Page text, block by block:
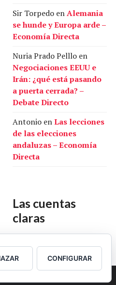
Sir Torpedo enAlemania
se hunde y Europa arde –
Economía Directa
Nuria Prado Pelllo en
Negociaciones EEUU e
Irán: ¿qué está pasando
a puerta cerrada? –
Debate Directo
Antonio enLas lecciones
de las elecciones
andaluzas – Economía
Directa
Las cuentas
claras
Nuestras cuentas
CONFIGURAR